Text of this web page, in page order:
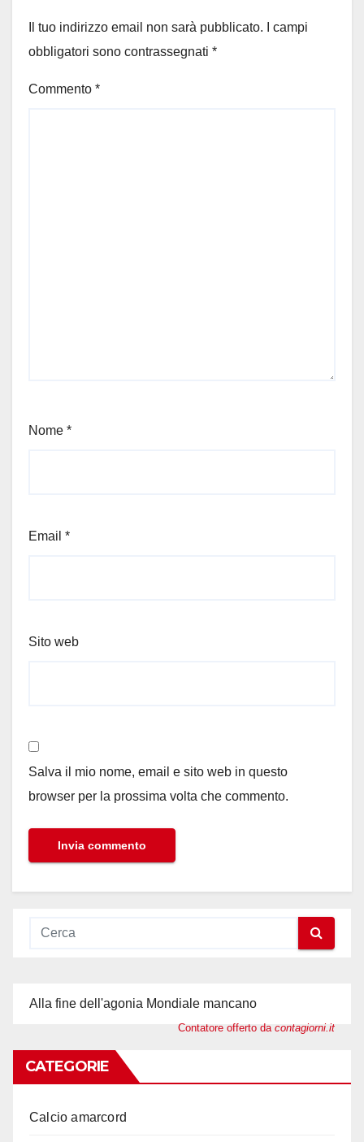
Il tuo indirizzo email non sarà pubblicato.
I campi
obbligatori sono contrassegnati *
Commento *
Nome *
Email *
Sito web
Salva il mio nome, email e sito web in questo
browser per la prossima volta che commento.
Alla fine dell'agonia Mondiale mancano
Contatore offerto da contagiorni.it
CATEGORIE
Calcio amarcord